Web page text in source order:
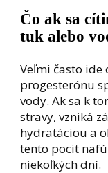
Čo ak sa
tuk alebo
Veľmi často ide
progesterónu
vody. Ak sa k
stravy, vzniká
hydratáciou a
tento pocit
niekoľkých dní.